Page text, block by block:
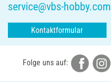
service@vbs-hobby.com
Kontaktformular
Folge uns auf: